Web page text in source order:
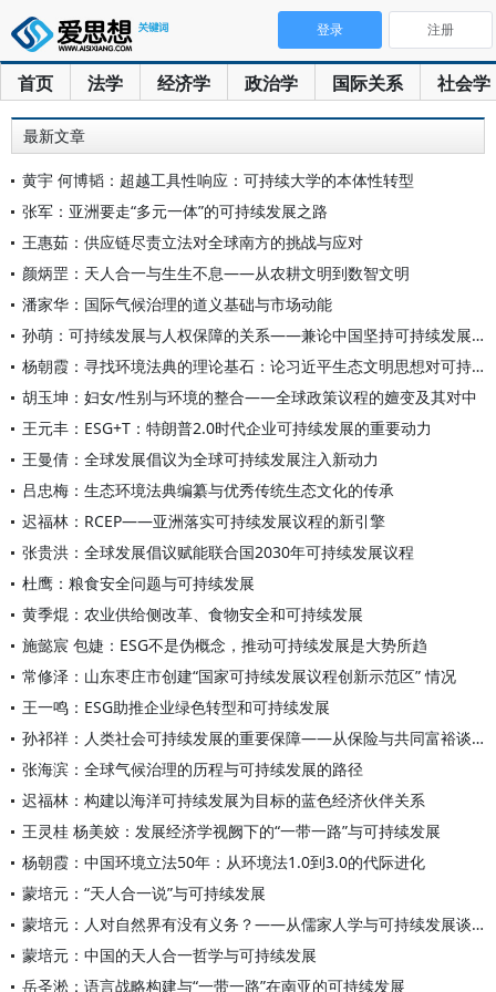
首页 法学 经济学 政治学 国际关系 社会学
登录 注册
最新文章
黄宇 何博韬：超越工具性响应：可持续大学的本体性转型
张军：亚洲要走“多元一体”的可持续发展之路
王惠茹：供应链尽责立法对全球南方的挑战与应对
颜炳罡：天人合一与生生不息——从农耕文明到数智文明
潘家华：国际气候治理的道义基础与市场动能
孙萌：可持续发展与人权保障的关系——兼论中国坚持可持续发展与
杨朝霞：寻找环境法典的理论基石：论习近平生态文明思想对可持续
胡玉坤：妇女/性别与环境的整合——全球政策议程的嬗变及其对中
王元丰：ESG+T：特朗普2.0时代企业可持续发展的重要动力
王曼倩：全球发展倡议为全球可持续发展注入新动力
吕忠梅：生态环境法典编纂与优秀传统生态文化的传承
迟福林：RCEP——亚洲落实可持续发展议程的新引擎
张贵洪：全球发展倡议赋能联合国2030年可持续发展议程
杜鹰：粮食安全问题与可持续发展
黄季焜：农业供给侧改革、食物安全和可持续发展
施懿宸 包婕：ESG不是伪概念，推动可持续发展是大势所趋
常修泽：山东枣庄市创建“国家可持续发展议程创新示范区” 情况
王一鸣：ESG助推企业绿色转型和可持续发展
孙祁祥：人类社会可持续发展的重要保障——从保险与共同富裕谈起
张海滨：全球气候治理的历程与可持续发展的路径
迟福林：构建以海洋可持续发展为目标的蓝色经济伙伴关系
王灵桂 杨美姣：发展经济学视阙下的“一带一路”与可持续发展
杨朝霞：中国环境立法50年：从环境法1.0到3.0的代际进化
蒙培元：“天人合一说”与可持续发展
蒙培元：人对自然界有没有义务？——从儒家人学与可持续发展谈起
蒙培元：中国的天人合一哲学与可持续发展
岳圣淞：语言战略构建与“一带一路”在南亚的可持续发展